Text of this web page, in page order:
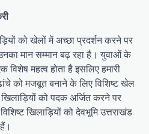
को खेलों में अच्छा प्रदर्शन करने पर
मान सम्मान बढ़ रहा है। युवाओं के
महत्व होता है इसलिए हमारी
को मजबूत बनाने के लिए विशिष्ट खेल
खिलाड़ियों को पदक अर्जित करने पर
खिलाड़ियों को देवभूमि उत्तराखंड